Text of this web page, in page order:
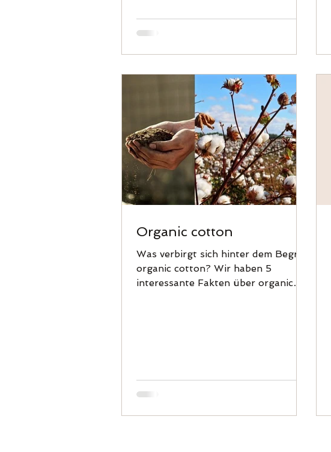
Organic cotton
Was verbirgt sich hinter dem Begriff
organic cotton? Wir haben 5
interessante Fakten über organic